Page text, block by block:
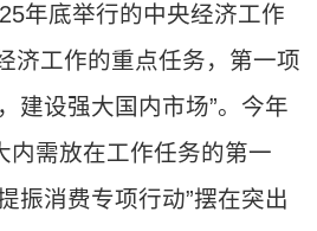
年底举行的中央经济工作
济工作的重点任务，第一项
建设强大国内市场”。今年
内需放在工作任务的第一
振消费专项行动”摆在突出